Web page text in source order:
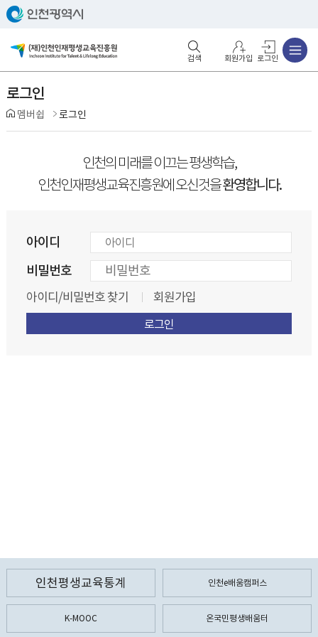
회원가입 로그인
로그인
멤버쉽 로그인
인천의 미래를 이끄는 평생학습,
인천인재평생교육진흥원에 오신것을환영합니다.
아이디
비밀번호
아이디/비밀번호 찾기 회원가입
인천평생교육통계 인천e배움캠퍼스
K-MOOC 온국민평생배움터